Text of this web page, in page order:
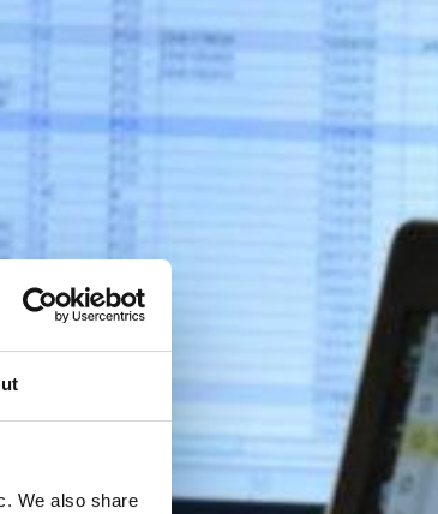
We also share